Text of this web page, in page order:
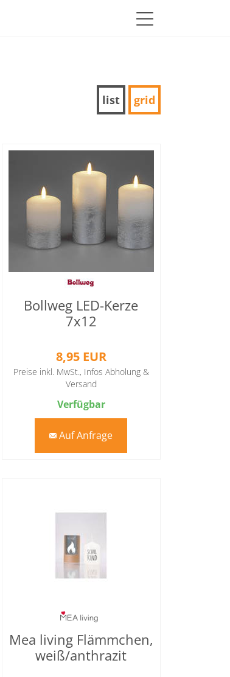
list grid
Bollweg LED-Kerze
7x12
8,95 EUR
Preise inkl. MwSt., Infos Abholung &
Versand
Verfügbar
mail Auf Anfrage
Mea living Flämmchen,
weiß/anthrazit